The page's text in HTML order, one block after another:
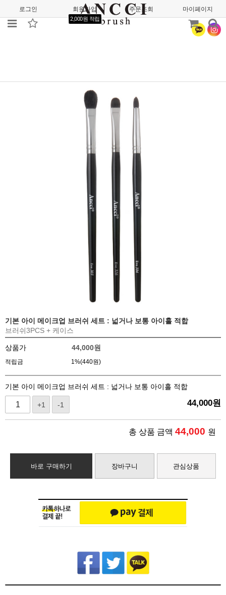
로그인 회원가입
2,000원 적립
주문조회 마이페이지
기본 아이 메이크업 브러쉬 세트 : 넓거나 보통 아이홀 적합
브러쉬3PCS + 케이스
상품가 44,000원
적립금 1%(440원)
기본 아이 메이크업 브러쉬 세트 : 넓거나 보통 아이홀 적합
+1 -1 44,000원
총 상품 금액 44,000 원
바로 구매하기 장바구니 관심상품